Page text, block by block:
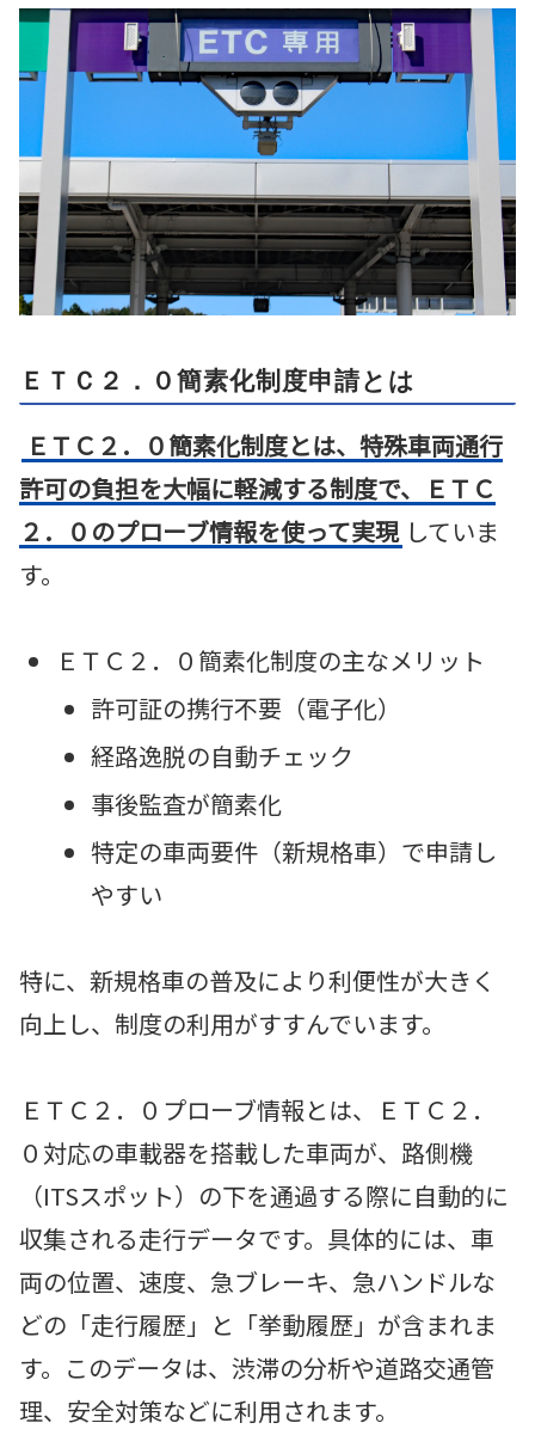
ＥＴＣ２．０簡素化制度申請とは
ＥＴＣ２．０簡素化制度とは、特殊車両通行
許可の負担を大幅に軽減する制度で、ＥＴＣ
２．０のプローブ情報を使って実現 していま
す。
ＥＴＣ２．０簡素化制度の主なメリット
許可証の携行不要（電子化）
経路逸脱の自動チェック
事後監査が簡素化
特定の車両要件（新規格車）で申請し
やすい
特に、新規格車の普及により利便性が大きく
向上し、制度の利用がすすんでいます。
ＥＴＣ２．０プローブ情報とは、ＥＴＣ２．
０対応の車載器を搭載した車両が、路側機
（ITSスポット）の下を通過する際に自動的に
収集される走行データです。具体的には、車
両の位置、速度、急ブレーキ、急ハンドルな
どの「走行履歴」と「挙動履歴」が含まれま
す。このデータは、渋滞の分析や道路交通管
理、安全対策などに利用されます。